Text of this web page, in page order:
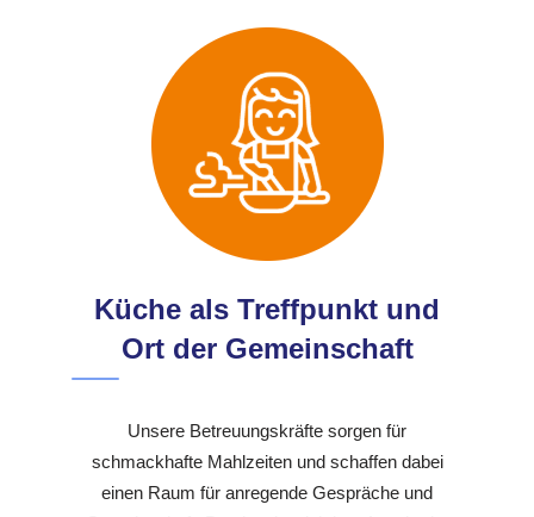
Küche als Treffpunkt und
Ort der Gemeinschaft
Unsere Betreuungskräfte sorgen für
schmackhafte Mahlzeiten und schaffen dabei
einen Raum für anregende Gespräche und